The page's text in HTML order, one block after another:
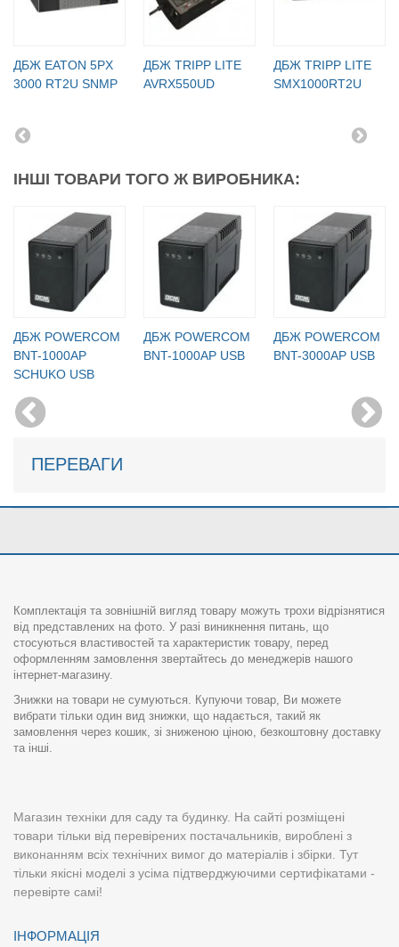
ДБЖ EATON 5PX
3000 RT2U SNMP
ДБЖ TRIPP LITE
AVRX550UD
ДБЖ TRIPP LITE
SMX1000RT2U
ІНШІ ТОВАРИ ТОГО Ж ВИРОБНИКА:
ДБЖ POWERCOM
BNT-1000AР
SCHUKO USB
ДБЖ POWERCOM
BNT-1000AР USB
ДБЖ POWERCOM
BNT-3000AР USB
ПЕРЕВАГИ
Комплектація та зовнішній вигляд товару можуть трохи відрізнятися
від представлених на фото. У разі виникнення питань, що
стосуються властивостей та характеристик товару, перед
оформленням замовлення звертайтесь до менеджерів нашого
інтернет-магазину.
Знижки на товари не сумуються. Купуючи товар, Ви можете
вибрати тільки один вид знижки, що надається, такий як
замовлення через кошик, зі зниженою ціною, безкоштовну доставку
та інші.
Магазин техніки для саду та будинку. На сайті розміщені
товари тільки від перевірених постачальників, вироблені з
виконанням всіх технічних вимог до матеріалів і збірки. Тут
тільки якісні моделі з усіма підтверджуючими сертифікатами -
перевірте самі!
ІНФОРМАЦІЯ